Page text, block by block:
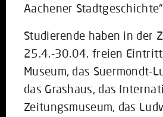
Aachener
Studierende haben in der
25.4.-30.04. freien Eintritt
Museum, das Suermondt-
das Grashaus, das
Zeitungsmuseum, das